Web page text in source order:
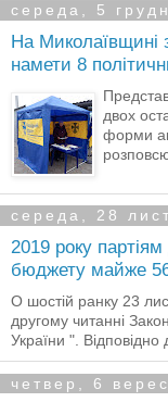
середа, 5
На Миколаївщині
намети 8
двох
форми
середа, 28
2019 року
бюджету майже
О шостій ранку 23
другому читанні
України ". Відповідно
четвер, 6